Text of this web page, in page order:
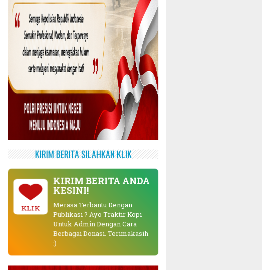
KIRIM BERITA SILAHKAN KLIK
KLIK
KIRIM BERITA ANDA
KESINI!
Merasa Terbantu Dengan
Publikasi ? Ayo Traktir Kopi
Untuk Admin Dengan Cara
Berbagai Donasi. Terimakasih
:)